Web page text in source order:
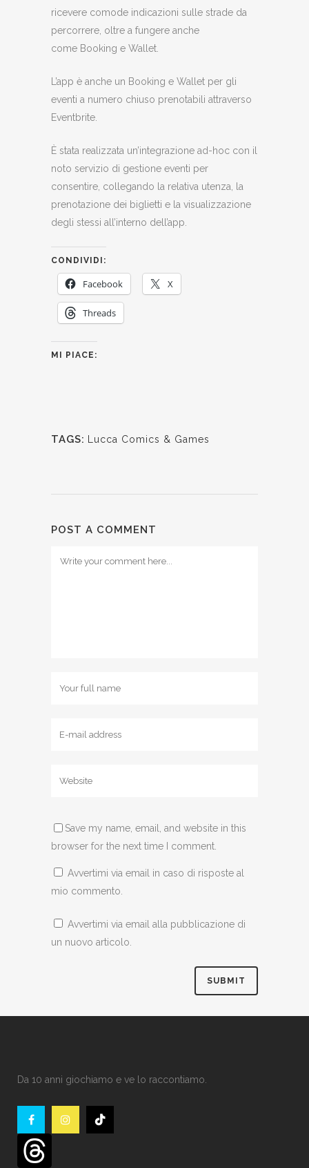
ricevere comode indicazioni sulle strade da
percorrere, oltre a fungere anche
come Booking e Wallet.
L’app è anche un Booking e Wallet per gli
eventi a numero chiuso prenotabili attraverso
Eventbrite.
È stata realizzata un’integrazione ad-hoc con il
noto servizio di gestione eventi per
consentire, collegando la relativa utenza, la
prenotazione dei biglietti e la visualizzazione
degli stessi all’interno dell’app.
CONDIVIDI:
Facebook X
Threads
MI PIACE:
TAGS: Lucca Comics & Games
POST A COMMENT
Save my name, email, and website in this
browser for the next time I comment.
Avvertimi via email in caso di risposte al
mio commento.
Avvertimi via email alla pubblicazione di
un nuovo articolo.
Da 10 anni giochiamo e ve lo raccontiamo.